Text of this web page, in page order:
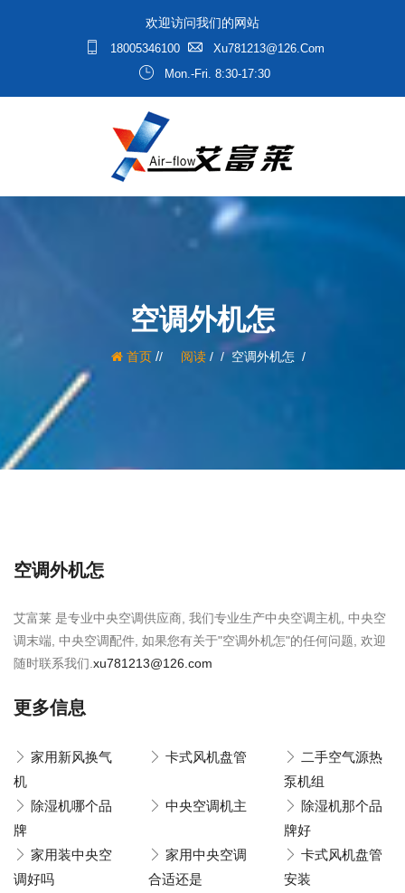
欢迎访问我们的网站
18005346100
Xu781213@126.com
Mon.-Fri. 8:30-17:30
空调外机怎
首页/ 阅读/ 空调外机怎
空调外机怎
艾富莱 是专业中央空调供应商, 我们专业生产中央空调主机, 中央空
调末端, 中央空调配件, 如果您有关于"空调外机怎"的任何问题, 欢迎
随时联系我们. xu781213@126.com
更多信息
家用新风换气
机
卡式风机盘管
二手空气源热
泵机组
除湿机哪个品
牌
中央空调机主
除湿机那个品
牌好
家用装中央空
调好吗
家用中央空调
合适还是
卡式风机盘管
安装